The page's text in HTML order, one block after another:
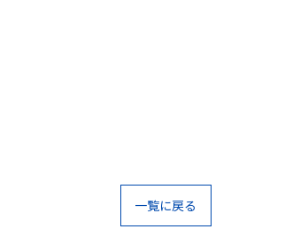
一覧に戻る